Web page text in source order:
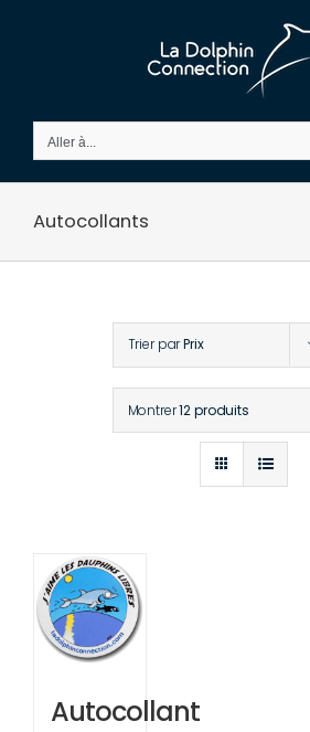
Aller à...
Autocollants
Trier parPrix
Montrer12 produits
Autocollant